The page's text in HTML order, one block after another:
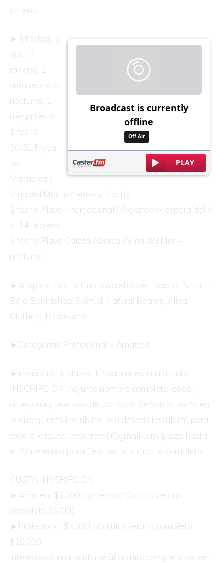
chileno.
►3 fechas, 3
spot, 1
ranking, 1
campeonato
nocturno, 1
mega fiesta
1 fecha
30/01 Playa
los
Marineros /
Viña del Mar, in memory Nachy
2 fecha Playa Internacional / Algarrobo- espera del 4
al 14 febrero
3 fecha Playa Caleta Abarca / Viña del Mar –
nocturno
►Auspicia: Gorilla Grip, Wavehouse – Santa Pizza, El
Bajo Boardshop, Skim.cl, Natural Boards, Alipa
Clothing, Bravissimo.
►Categorías: Profesional y Amateur
►inscripción y plazos: Enviar correo con asunto
INSCRIPCIÓN. Adjunta nombre completo, edad,
categoría y telefono de contacto. Señala la fecha en
la que quieres inscribirte, o si deseas inscribirte para
todo el circuito. ecoxtreme@gmail.com. plazo hasta
el 27 de enero para 1era fecha o circuito completo.
CUOTA INSCRIPCIÓN:
►Amateur $3.000 por fecha / Circuito verano
completo $6.000
►Profesional $5.000 / Circuito verano completo
$10.000
interesados en inscribirse al circuito completo deben